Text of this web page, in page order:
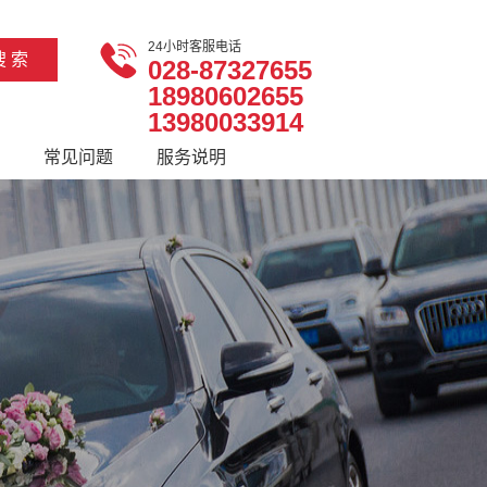
24小时客服电话
028-87327655
18980602655
13980033914
常见问题 服务说明